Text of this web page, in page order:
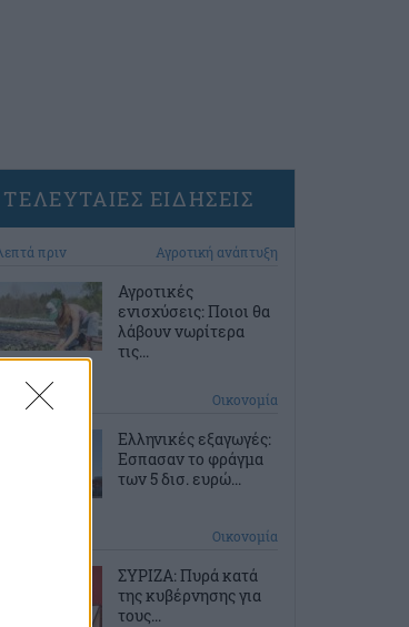
ΤΕΛΕΥΤΑΙΕΣ ΕΙΔΗΣΕΙΣ
πριν Αγροτική ανάπτυξη
Αγροτικές
ενισχύσεις: Ποιοι θα
λάβουν νωρίτερα
τις...
λεπτά πριν Οικονομία
Ελληνικές εξαγωγές:
Εσπασαν το φράγμα
των 5 δισ. ευρώ...
Οικονομία
ΣΥΡΙΖΑ: Πυρά κατά
της κυβέρνησης για
τους...